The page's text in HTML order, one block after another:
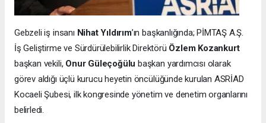
Gebzeli iş insanı Nihat Yıldırım’ın başkanlığında; PİMTAŞ A.Ş.
İş Geliştirme ve Sürdürülebilirlik Direktörü Özlem Kozankurt
başkan vekili, Onur Güleçoğülu başkan yardımcısı olarak
görev aldığı üçlü kurucu heyetin öncülüğünde kurulan ASRİAD
Kocaeli Şubesi, ilk kongresinde yönetim ve denetim organlarını
belirledi.